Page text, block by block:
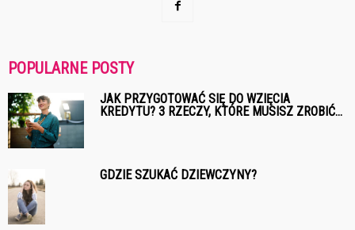
POPULARNE POSTY
JAK PRZYGOTOWAĆ SIĘ DO WZIĘCIA
KREDYTU? 3 RZECZY, KTÓRE MUSISZ ZROBIĆ...
GDZIE SZUKAĆ DZIEWCZYNY?